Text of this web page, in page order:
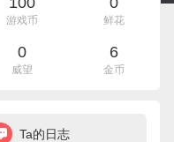
游戏币 鲜花
0
威望
6
金币
Ta的日志